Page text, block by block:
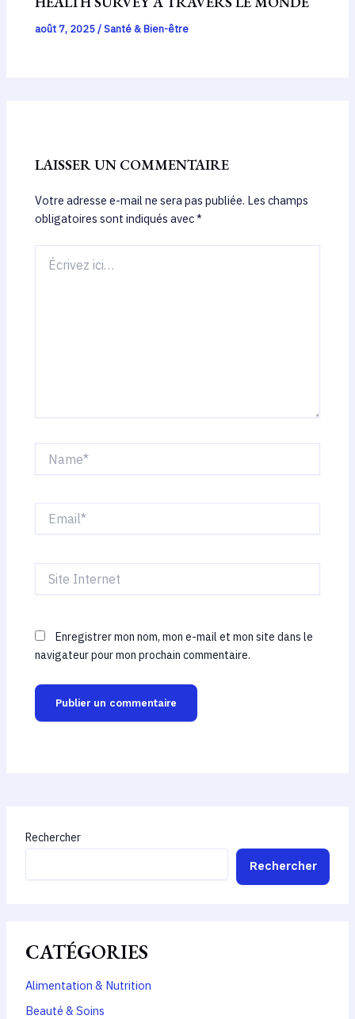
août 7, 2025/Santé & Bien-être
LAISSER UN COMMENTAIRE
Votre adresse e-mail ne sera pas publiée. Les champs
obligatoires sont indiqués avec*
ici…
Internet
Enregistrer mon nom, mon e-mail et mon site dans le
navigateur pour mon prochain commentaire.
Rechercher
Rechercher
CATÉGORIES
Alimentation & Nutrition
Beauté & Soins